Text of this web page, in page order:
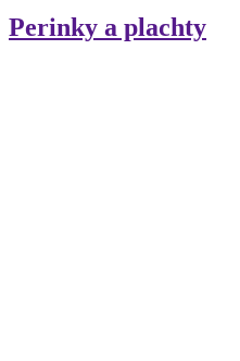
Perinky a plachty